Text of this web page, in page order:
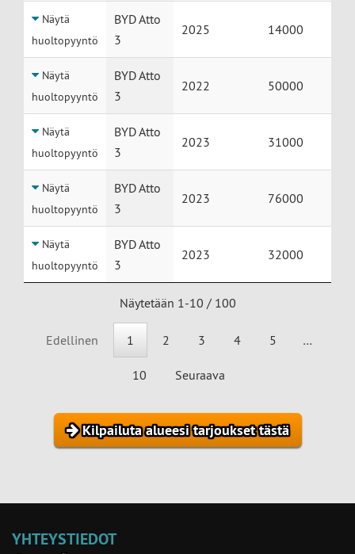
Näytä
huoltopyyntö
BYD Atto
3
2025 14000
Näytä
huoltopyyntö
BYD Atto
3
2022 50000
Näytä
huoltopyyntö
BYD Atto
3
2023 31000
Näytä
huoltopyyntö
BYD Atto
3
2023 76000
Näytä
huoltopyyntö
BYD Atto
3
2023 32000
Näytetään 1-10 / 100
Edellinen 1 2 3 4 5 …
10 Seuraava
Kilpailuta alueesi tarjoukset tästä
YHTEYSTIEDOT